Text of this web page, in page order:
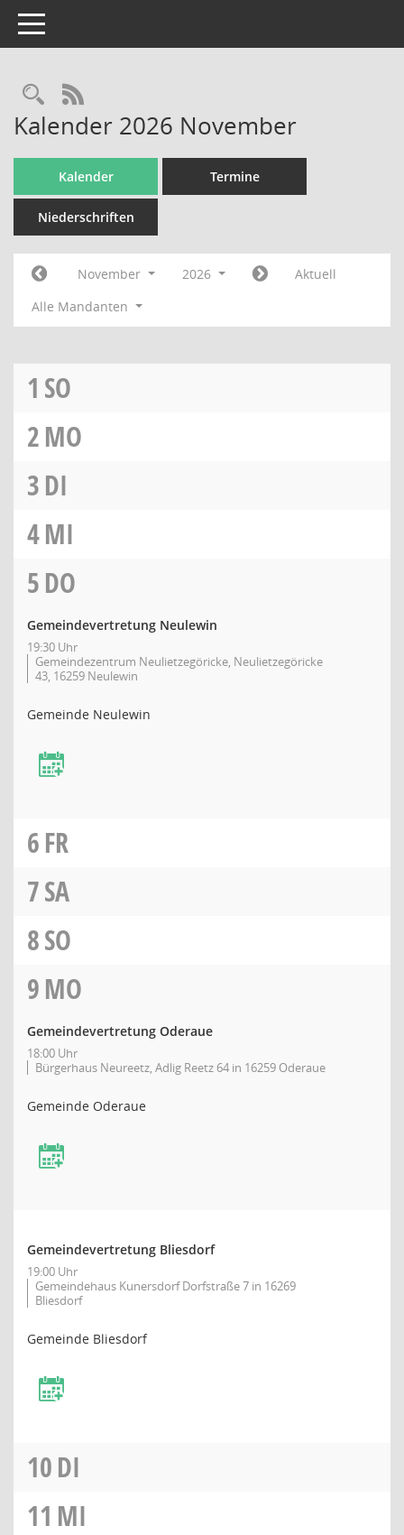
Toggle navigation
Rechercheauswahl
RSS-Feed
Kalender 2026 November
Kalender Termine
Niederschriften
November 2026
Aktuell
Alle Mandanten
1 SO
2MO
3DI
4MI
5DO
Gemeindevertretung Neulewin
19:30 Uhr
Gemeindezentrum Neulietzegöricke, Neulietzegöricke
43, 16259 Neulewin
Gemeinde Neulewin
6FR
7SA
8SO
9MO
Gemeindevertretung Oderaue
18:00 Uhr
Bürgerhaus Neureetz, Adlig Reetz 64 in 16259 Oderaue
Gemeinde Oderaue
Gemeindevertretung Bliesdorf
19:00 Uhr
Gemeindehaus Kunersdorf Dorfstraße 7 in 16269
Bliesdorf
Gemeinde Bliesdorf
10DI
11 MI